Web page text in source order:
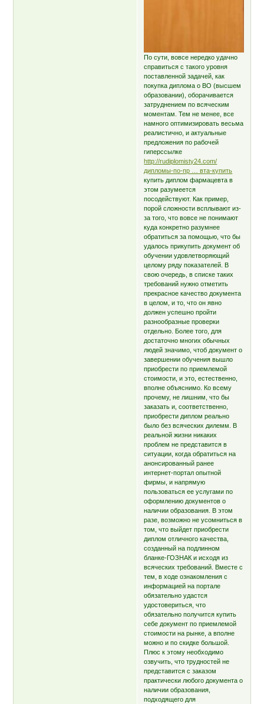
По сути, вовсе нередко удачно
справиться с такого уровня
поставленной задачей, как
покупка диплома о ВО (высшем
образовании), оборачивается
затруднением по всяческим
моментам. Тем не менее, все
намного оптимизировать весьма
реалистично, и актуальные
предложения по рабочей
гиперссылке
http://rudiplomisty24.com/
дипломы-по-пр … вта-купить
купить диплом фармацевта в
этом разумеется
посодействуют. Как пример,
порой сложности всплывают из-
за того, что вовсе не понимают
куда конкретно разумнее
обратиться за помощью, что бы
удалось прикупить документ об
обучении удовлетворяющий
целому ряду показателей. В
свою очередь, в списке таких
требований нужно отметить
прекрасное качество документа
в целом, и то, что он явно
должен успешно пройти
разнообразные проверки
отдельно. Более того, для
достаточно многих обычных
людей значимо, чтоб документ о
завершении обучения вышло
приобрести по приемлемой
стоимости, и это, естественно,
вполне объяснимо. Ко всему
прочему, не лишним, что бы
заказать и, соответственно,
приобрести диплом реально
было без всяческих дилемм. В
реальной жизни никаких
проблем не представится в
ситуации, когда обратиться на
анонсированный ранее
интернет-портал опытной
фирмы, и напрямую
пользоваться ее услугами по
оформлению документов о
наличии образования. В этом
разе, возможно не усомниться в
том, что выйдет приобрести
диплом отличного качества,
созданный на подлинном
бланке-ГОЗНАК и исходя из
всяческих требований. Вместе с
тем, в ходе ознакомления с
информацией на портале
обязательно удастся
удостовериться, что
обязательно получится купить
себе документ по приемлемой
стоимости на рынке, а вполне
можно и по скидке большой.
Плюс к этому необходимо
озвучить, что трудностей не
представится с заказом
практически любого документа о
наличии образования,
подходящего для